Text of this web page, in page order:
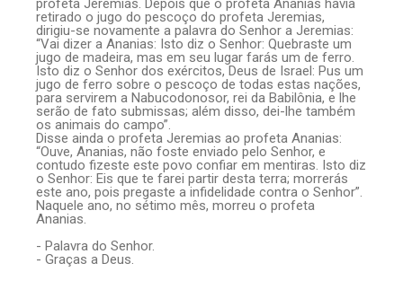
profeta Jeremias. Depois que o profeta Ananias havia
retirado o jugo do pescoço do profeta Jeremias,
dirigiu-se novamente a palavra do Senhor a Jeremias:
“Vai dizer a Ananias: Isto diz o Senhor: Quebraste um
jugo de madeira, mas em seu lugar farás um de ferro.
Isto diz o Senhor dos exércitos, Deus de Israel: Pus um
jugo de ferro sobre o pescoço de todas estas nações,
para servirem a Nabucodonosor, rei da Babilônia, e lhe
serão de fato submissas; além disso, dei-lhe também
os animais do campo”.
Disse ainda o profeta Jeremias ao profeta Ananias:
“Ouve, Ananias, não foste enviado pelo Senhor, e
contudo fizeste este povo confiar em mentiras. Isto diz
o Senhor: Eis que te farei partir desta terra; morrerás
este ano, pois pregaste a infidelidade contra o Senhor”.
Naquele ano, no sétimo mês, morreu o profeta
Ananias.
- Palavra do Senhor.
- Graças a Deus.